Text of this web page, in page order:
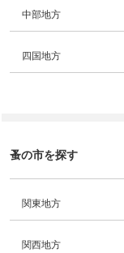
中部地方
四国地方
蚤の市を探す
関東地方
関西地方